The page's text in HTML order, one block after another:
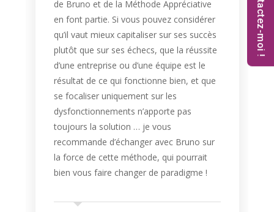
de Bruno et de la Méthode Appréciative
en font partie. Si vous pouvez considérer
qu’il vaut mieux capitaliser sur ses succès
plutôt que sur ses échecs, que la réussite
d’une entreprise ou d’une équipe est le
résultat de ce qui fonctionne bien, et que
se focaliser uniquement sur les
dysfonctionnements n’apporte pas
toujours la solution … je vous
recommande d’échanger avec Bruno sur
la force de cette méthode, qui pourrait
bien vous faire changer de paradigme !
Contactez-moi !